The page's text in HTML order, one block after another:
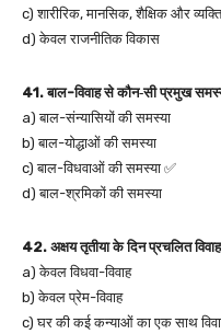
c) शारीरिक, मानसिक, शैक्षिक और
d) केवल राजनीतिक विकास
41. बाल-विवाह से कौन‑सी प्रमुख
a) बाल-संन्यासियों की समस्या
b) बाल-योद्धाओं की समस्या
c) बाल-विधवाओं की समस्या ✅
d) बाल-श्रमिकों की समस्या
42. अक्षय तृतीया के दिन प्रचलित
a) केवल विधवा-विवाह
b) केवल प्रेम-विवाह
c) घर की कई कन्याओं का एक साथ